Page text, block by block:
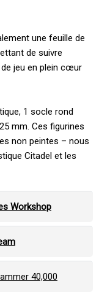
une feuille de
de suivre
jeu en plein cœur
1 socle rond
mm. Ces figurines
non peintes – nous
Citadel et les
Workshop
40,000